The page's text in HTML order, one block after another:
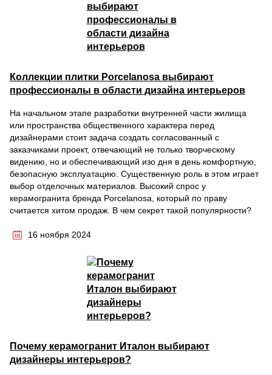
Коллекции плитки Porcelanosa выбирают
профессионалы в области дизайна интерьеров
На начальном этапе разработки внутренней части жилища
или пространства общественного характера перед
дизайнерами стоит задача создать согласованный с
заказчиками проект, отвечающий не только творческому
видению, но и обеспечивающий изо дня в день комфортную,
безопасную эксплуатацию. Существенную роль в этом играет
выбор отделочных материалов. Высокий спрос у
керамогранита бренда Porcelanosa, который по праву
считается хитом продаж. В чем секрет такой популярности?
16 ноября 2024
Почему керамогранит Италон выбирают
дизайнеры интерьеров?